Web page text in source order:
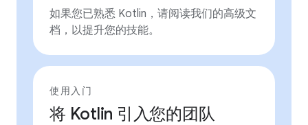
如果您已熟悉 Kotlin，请阅读我们的高级文
档，以提升您的技能。
使用入门
将 Kotlin 引入您的团队